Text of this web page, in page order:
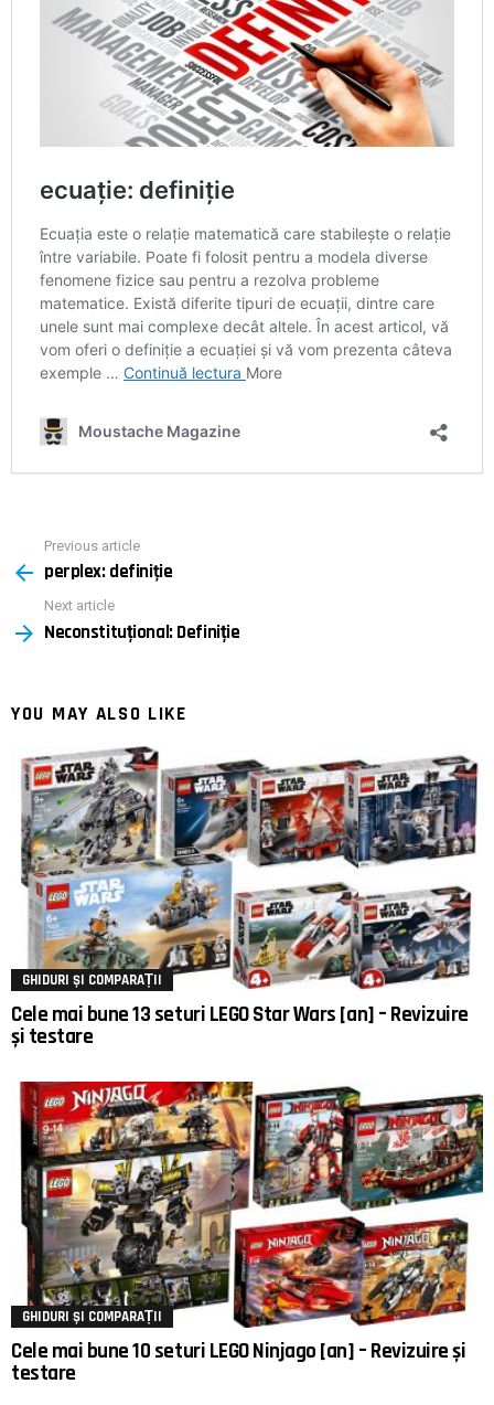
more
Previous article
perplex: definiţie
Next article
Neconstituțional: Definiție
YOU MAY ALSO LIKE
GHIDURI ȘI COMPARAȚII
Cele mai bune 13 seturi LEGO Star Wars [an] – Revizuire
și testare
GHIDURI ȘI COMPARAȚII
Cele mai bune 10 seturi LEGO Ninjago [an] – Revizuire și
testare